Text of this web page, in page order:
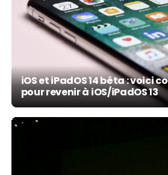
iOS et iPadOS 14 bêta : voici
pour revenir à iOS/iPadOS 13